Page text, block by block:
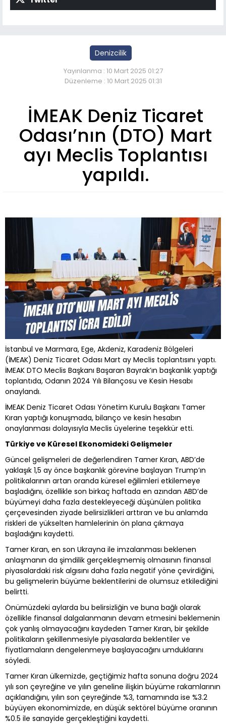
Denizcilik
Yayınlanma : 10 Mart 2025 01:27
Düzenleme : 10 Mart 2025 01:31
İMEAK Deniz Ticaret
Odası’nın (DTO) Mart
ayı Meclis Toplantısı
yapıldı.
İstanbul ve Marmara, Ege, Akdeniz, Karadeniz Bölgeleri
(İMEAK) Deniz Ticaret Odası Mart ay Meclis toplantısını yaptı.
İMEAK DTO Meclis Başkanı Başaran Bayrak’ın başkanlık yaptığı
toplantıda, Odanın 2024 Yılı Bilançosu ve Kesin Hesabı
onaylandı.
İMEAK Deniz Ticaret Odası Yönetim Kurulu Başkanı Tamer
Kıran yaptığı konuşmada, bilanço ve kesin hesabın
onaylanması dolayısıyla Meclis üyelerine teşekkür etti.
Türkiye ve Küresel Ekonomideki Gelişmeler
Güncel gelişmeleri de değerlendiren Tamer Kıran, ABD’de
yaklaşık 1,5 ay önce başkanlık görevine başlayan Trump’ın
politikalarının artan oranda küresel eğilimleri etkilemeye
başladığını, özellikle son birkaç haftada en azından ABD’de
büyümeyi daha fazla destekleyeceği düşünülen politika
çerçevesinden ziyade belirsizlikleri arttıran ve bu anlamda
riskleri de yükselten hamlelerinin ön plana çıkmaya
başladığını kaydetti.
Tamer Kıran, en son Ukrayna ile imzalanması beklenen
anlaşmanın da şimdilik gerçekleşmemiş olmasının finansal
piyasalardaki risk algısını daha fazla negatif yöne çevirdiğini,
bu gelişmelerin büyüme beklentilerini de olumsuz etkilediğini
belirtti.
Önümüzdeki aylarda bu belirsizliğin ve buna bağlı olarak
özellikle finansal dalgalanmanın devam etmesini beklemenin
çok yanlış olmayacağını kaydeden Tamer Kıran, bir şekilde
politikaların şekillenmesiyle piyasalarda beklentiler ve
fiyatlamaların dengelenmeye başlayacağını umduklarını
söyledi.
Tamer Kıran ülkemizde, geçtiğimiz hafta sonuna doğru 2024
yılı son çeyreğine ve yılın geneline ilişkin büyüme rakamlarının
açıklandığını, yılın son çeyreğinde %3, tamamında ise %3.2
büyüyen ekonomimizde, en düşük sektörel büyüme oranının
%0.5 ile sanayide gerçekleştiğini kaydetti.